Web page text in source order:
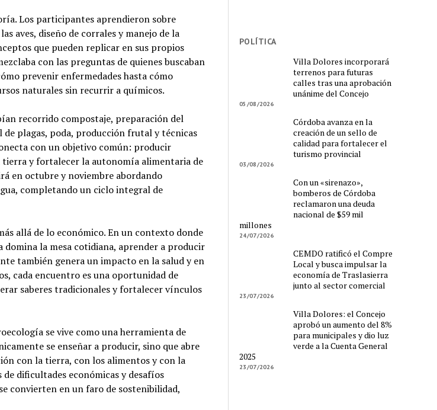
Los participantes aprendieron sobre
aves, diseño de corrales y manejo de la
que pueden replicar en sus propios
con las preguntas de quienes buscaban
prevenir enfermedades hasta cómo
naturales sin recurrir a químicos.
recorrido compostaje, preparación del
plagas, poda, producción frutal y técnicas
con un objetivo común: producir
tierra y fortalecer la autonomía alimentaria de
en octubre y noviembre abordando
completando un ciclo integral de
allá de lo económico. En un contexto donde
la mesa cotidiana, aprender a producir
también genera un impacto en la salud y en
cada encuentro es una oportunidad de
saberes tradicionales y fortalecer vínculos
se vive como una herramienta de
se enseñar a producir, sino que abre
con la tierra, con los alimentos y con la
dificultades económicas y desafíos
convierten en un faro de sostenibilidad,
POLÍTICA
Villa Dolores incorporará
terrenos para futuras
calles tras una aprobación
unánime del Concejo
05/08/2026
Córdoba avanza en la
creación de un sello de
calidad para fortalecer el
turismo provincial
03/08/2026
Con un «sirenazo»,
bomberos de Córdoba
reclamaron una deuda
nacional de $59 mil
millones
24/07/2026
CEMDO ratificó el Compre
Local y busca impulsar la
economía de Traslasierra
junto al sector comercial
23/07/2026
Villa Dolores: el Concejo
aprobó un aumento del 8%
para municipales y dio luz
verde a la Cuenta General
2025
23/07/2026